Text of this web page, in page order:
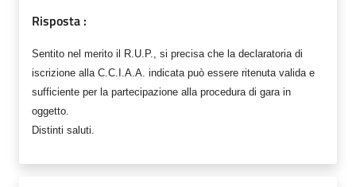
Risposta :
Sentito nel merito il R.U.P., si precisa che la declaratoria di
iscrizione alla C.C.I.A.A. indicata può essere ritenuta valida e
sufficiente per la partecipazione alla procedura di gara in
oggetto.
Distinti saluti.